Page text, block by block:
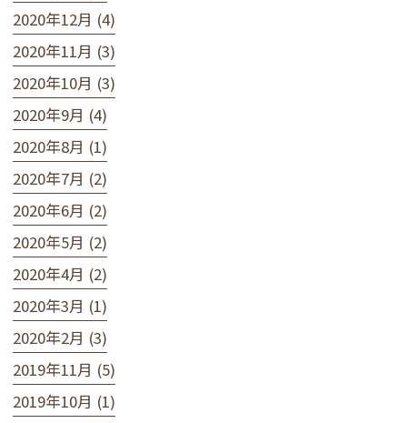
2020年12月 (4)
2020年11月 (3)
2020年10月 (3)
2020年9月 (4)
2020年8月 (1)
2020年7月 (2)
2020年6月 (2)
2020年5月 (2)
2020年4月 (2)
2020年3月 (1)
2020年2月 (3)
2019年11月 (5)
2019年10月 (1)